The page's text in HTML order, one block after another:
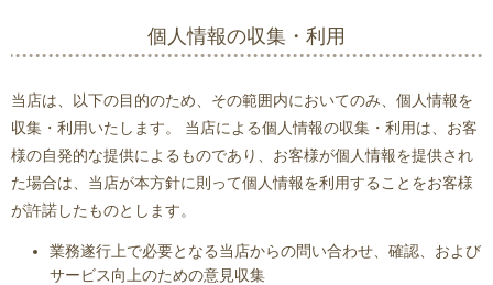
個人情報の収集・利用
当店は、以下の目的のため、その範囲内においてのみ、個人情報を
収集・利用いたします。 当店による個人情報の収集・利用は、お客
様の自発的な提供によるものであり、お客様が個人情報を提供され
た場合は、当店が本方針に則って個人情報を利用することをお客様
が許諾したものとします。
業務遂行上で必要となる当店からの問い合わせ、確認、および
サービス向上のための意見収集